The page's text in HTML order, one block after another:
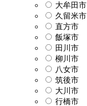
大牟田市
久留米市
直方市
飯塚市
田川市
柳川市
八女市
筑後市
大川市
行橋市